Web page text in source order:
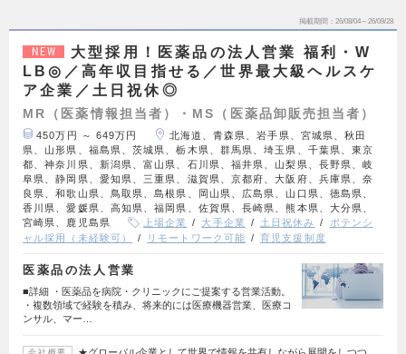
掲載期間 26/08/04～26/09/28
NEW
大型採用！医薬品の法人営業 福利・W
LB◎／高年収目指せる／世界最大級ヘルスケ
ア企業／土日祝休◎
MR（医薬情報担当者）・MS（医薬品卸販売担当者）
450万円 ～ 649万円
北海道、青森県、岩手県、宮城県、秋田
県、山形県、福島県、茨城県、栃木県、群馬県、埼玉県、千葉県、東京
都、神奈川県、新潟県、富山県、石川県、福井県、山梨県、長野県、岐
阜県、静岡県、愛知県、三重県、滋賀県、京都府、大阪府、兵庫県、奈
良県、和歌山県、鳥取県、島根県、岡山県、広島県、山口県、徳島県、
香川県、愛媛県、高知県、福岡県、佐賀県、長崎県、熊本県、大分県、
宮崎県、鹿児島県
上場企業 大手企業 土日祝休み
ポテンシ
ャル採用（未経験可）
リモートワーク可能 育児支援制度
医薬品の法人営業
■詳細 ・医薬品を病院・クリニックにご提案する営業活動。
・複数領域で経験を積み、将来的には医療機器営業、医療コ
ンサル、マー…
会社概要